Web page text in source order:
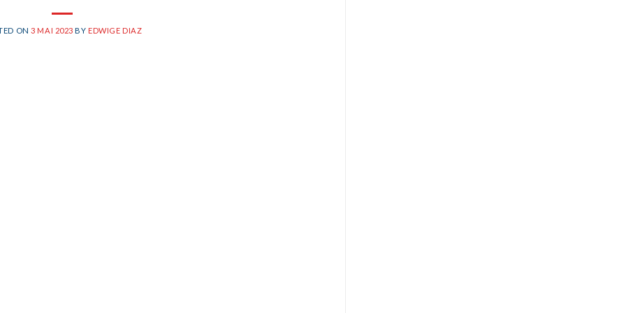
ON3 MAI 2023 BYEDWIGE DIAZ